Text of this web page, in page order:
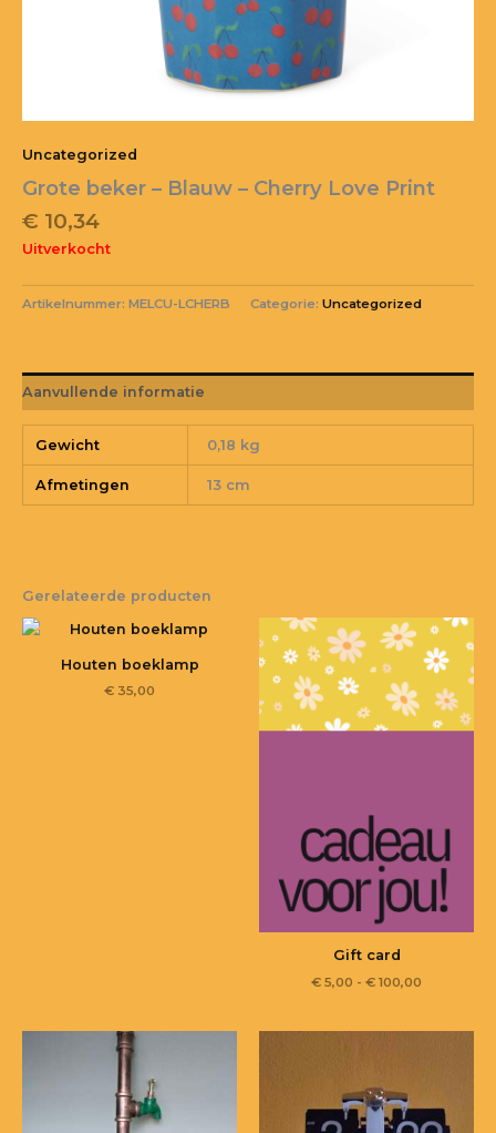
Uncategorized
Grote beker – Blauw – Cherry Love Print
€ 10,34
Uitverkocht
Artikelnummer: MELCU-LCHERB Categorie: Uncategorized
Aanvullende informatie
Gewicht 0,18 kg
Afmetingen 13 cm
Gerelateerde producten
Houten boeklamp
€ 35,00
Gift card
€ 5,00 - € 100,00